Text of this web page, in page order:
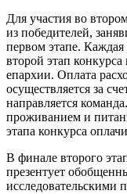
Для участия во
из победителей,
первом этапе. Каждая
второй этап
епархии. Оплата
осуществляется за
направляется
проживанием и
этапа конкурса
В финале второго
презентует
исследовательскими